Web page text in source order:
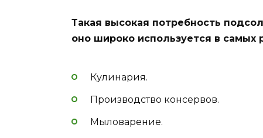
Такая высокая потребность
оно широко используется в самых
Кулинария.
Производство консервов.
Мыловарение.